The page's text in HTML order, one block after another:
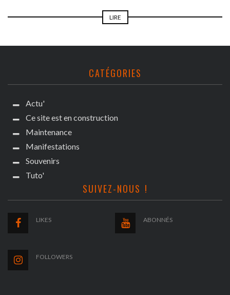
LIRE
CATÉGORIES
Actu'
Ce site est en construction
Maintenance
Manifestations
Souvenirs
Tuto'
SUIVEZ-NOUS !
LIKES ABONNÉS
FOLLOWERS